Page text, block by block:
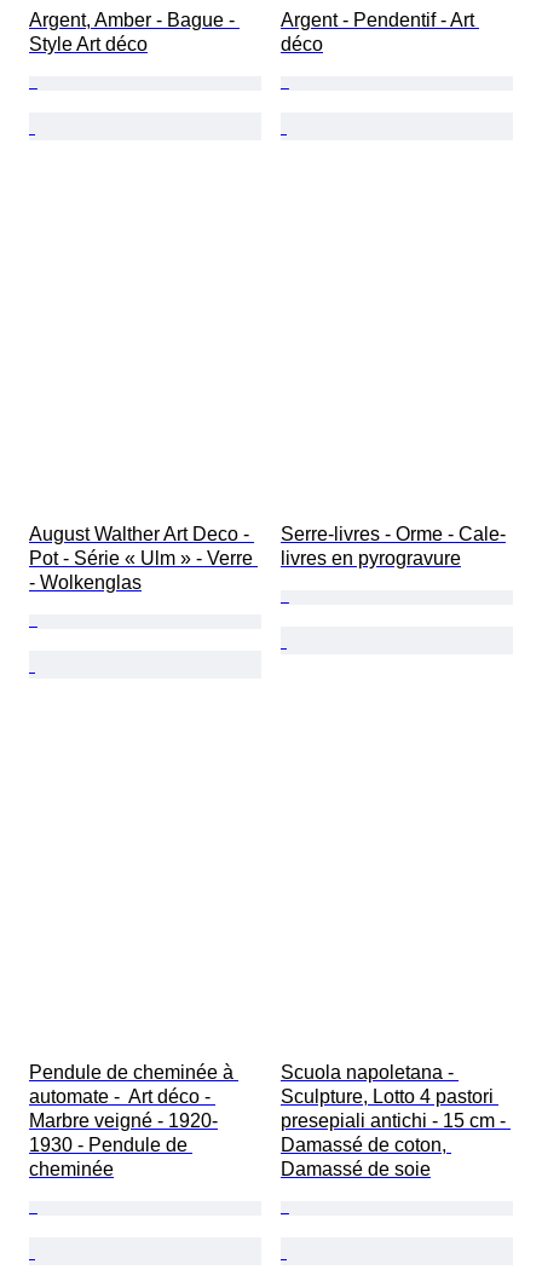
Argent, Amber - Bague -
Style Art déco
Argent - Pendentif - Art
déco
August Walther Art Deco -
Pot - Série « Ulm » - Verre
- Wolkenglas
Serre-livres - Orme - Cale-
livres en pyrogravure
Pendule de cheminée à
automate -  Art déco -
Marbre veigné - 1920-
1930 - Pendule de
cheminée
Scuola napoletana -
Sculpture, Lotto 4 pastori
presepiali antichi - 15 cm -
Damassé de coton,
Damassé de soie